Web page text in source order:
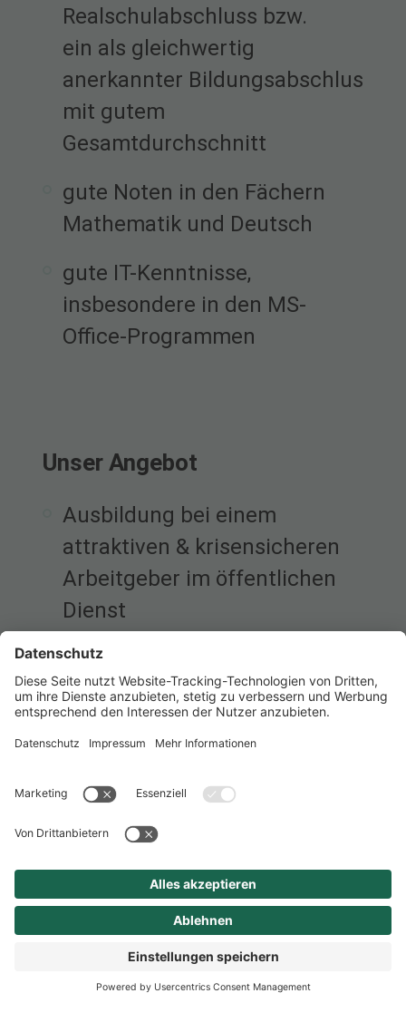
Realschulabschluss bzw.
ein als gleichwertig
anerkannter Bildungsabschluss
mit gutem
Gesamtdurchschnitt
gute Noten in den Fächern
Mathematik und Deutsch
gute IT-Kenntnisse,
insbesondere in den MS-
Office-Programmen
Unser Angebot
Ausbildung bei einem
attraktiven & krisensicheren
Arbeitgeber im öffentlichen
Dienst
eine attraktive
Ausbildungsvergütung nach
TVAöD
Leistungen, eine
Jahressonderzahlung sowie
eine Ausbildungsprämie bei
erfolgreichem Abschluss der
Ausbildung
flexible Arbeitszeitgestaltung